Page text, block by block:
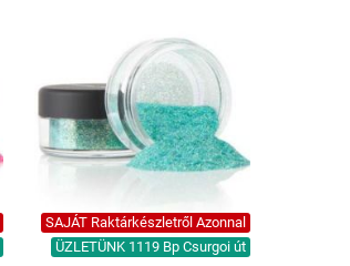
SAJÁT Raktárkészletről Azonnal
ÜZLETÜNK 1119 Bp Csurgoi út